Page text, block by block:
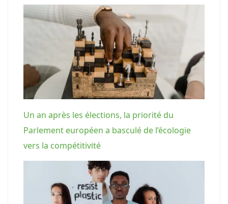
Un an après les élections, la priorité du
Parlement européen a basculé de l’écologie
vers la compétitivité